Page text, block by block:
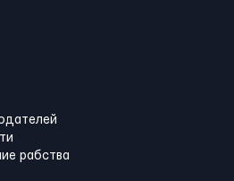
рабства